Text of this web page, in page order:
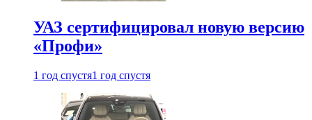
УАЗ сертифицировал новую версию
«Профи»
1 год спустя1 год спустя